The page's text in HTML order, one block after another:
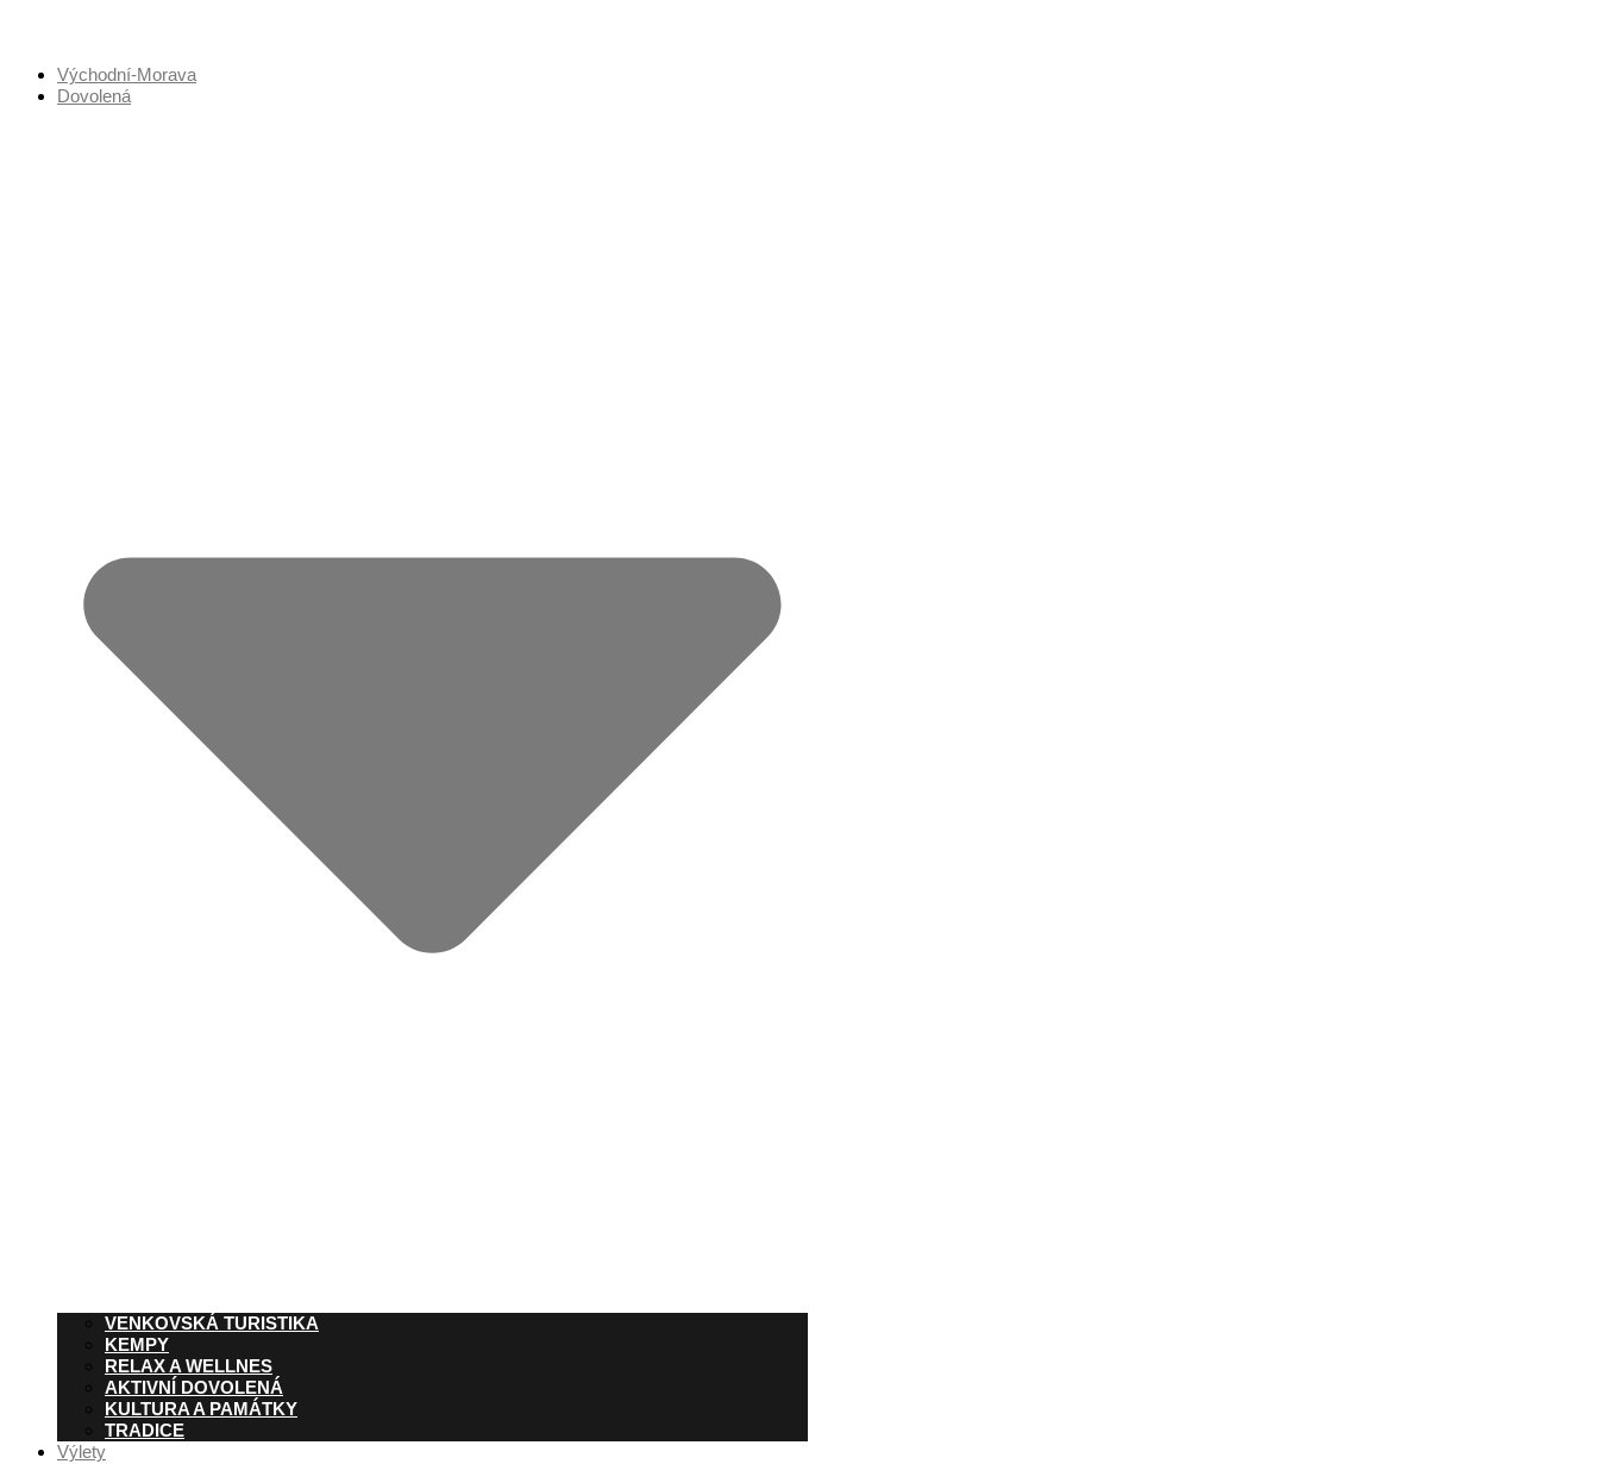
Východní-Morava
Dovolená
VENKOVSKÁ TURISTIKA
KEMPY
RELAX A WELLNES
AKTIVNÍ DOVOLENÁ
KULTURA A PAMÁTKY
TRADICE
Výlety